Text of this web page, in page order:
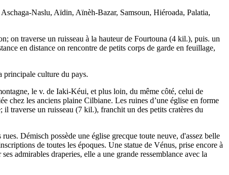
Naslu, Aïdin, Aïnèh-Bazar, Samsoun, Hiéroada, Palatia,
on traverse un ruisseau à la hauteur de Fourtouna (4 kil.), puis. un
en distance on rencontre de petits corps de garde en feuillage,
principale culture du pays.
le v. de Iaki-Kéui, et plus loin, du même côté, celui de
chez les anciens plaine Cilbiane. Les ruines d’une église en forme
traverse un ruisseau (7 kil.), franchit un des petits cratères du
Démisch possède une église grecque toute neuve, d'assez belle
de toutes les époques. Une statue de Vénus, prise encore à
admirables draperies, elle a une grande ressemblance avec la